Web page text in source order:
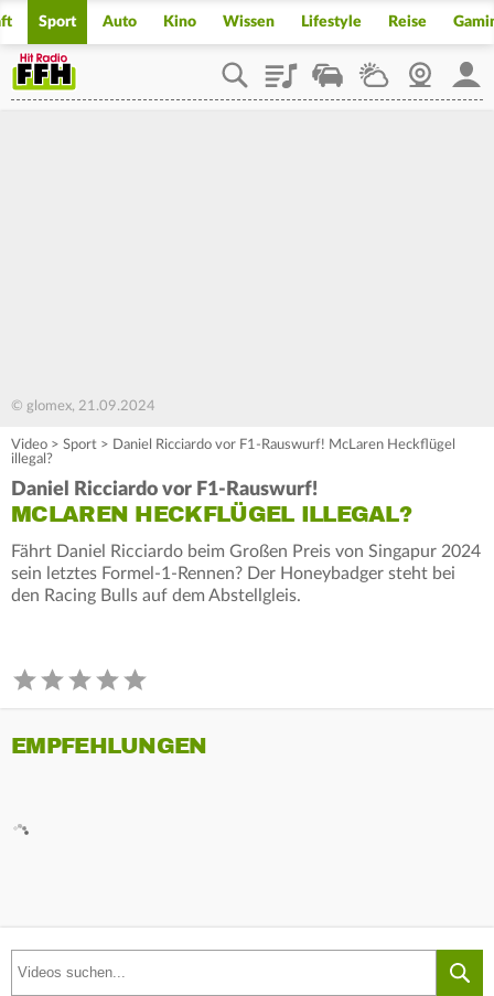
Sport Auto Kino Wissen Lifestyle Reise
PlaylistStaupilotWetterWebcam
© glomex, 21.09.2024
Video > Sport > Daniel Ricciardo vor F1-Rauswurf! McLaren Heckflügel
illegal?
Daniel Ricciardo vor F1-Rauswurf!
MCLAREN HECKFLÜGEL ILLEGAL?
Fährt Daniel Ricciardo beim Großen Preis von Singapur 2024
sein letztes Formel-1-Rennen? Der Honeybadger steht bei
den Racing Bulls auf dem Abstellgleis.
EMPFEHLUNGEN